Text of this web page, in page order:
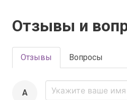
Отзывы и
Отзывы Вопросы
A